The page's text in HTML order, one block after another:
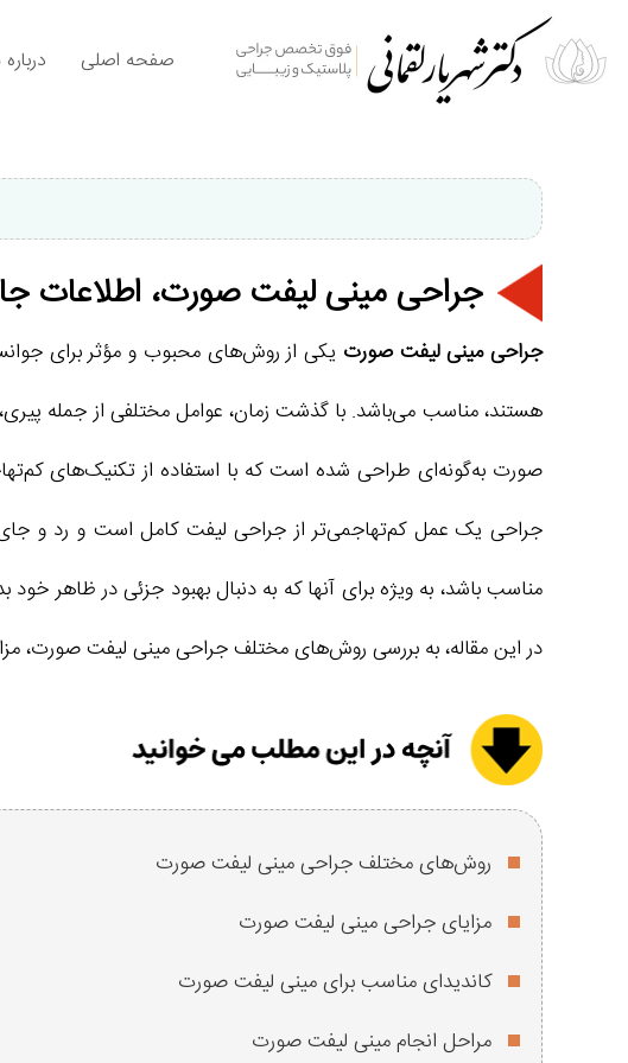
صفحه اصلی
جراحی مینی لیفت صورت، اطلاعات
جراحی مینی لیفت صورت یکی از روش‌های محبوب و مؤثر برای
هستند، مناسب می‌باشد. با گذشت زمان، عوامل مختلفی از جمله
صورت به‌گونه‌ای طراحی شده است که با استفاده از تکنیک‌های
جراحی یک عمل کم‌تهاجمی‌تر از جراحی لیفت کامل است و رد و جای
مناسب باشد، به ویژه برای آنها که به دنبال بهبود جزئی در ظاهر
در این مقاله، به بررسی روش‌های مختلف جراحی مینی لیفت صورت،
روش‌های مختلف جراحی مینی لیفت صورت
مزایای جراحی مینی لیفت صورت
کاندیدای مناسب برای مینی لیفت صورت
مراحل انجام مینی لیفت صورت